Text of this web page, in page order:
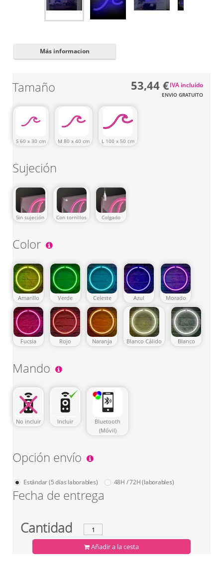
Más informacion
Tamaño
S 60 x 30 cm M 80 x 40 cm L 100 x 50 cm
Sujeción
Sin sujeción Con tornillos Colgado
Color
Amarillo Verde Celeste Azul Morado
Fucsia Rojo Naranja Blanco Cálido Blanco
Mando
No incluir Incluir
Bluetooth
(Móvil)
Opción envío
Estándar (5 días laborables) 48H / 72H (laborables)
Fecha de entrega
Cantidad
53,44 €
ENVIO GRATUITO
IVA incluido
Añadir a la cesta